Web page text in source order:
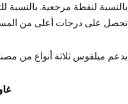
بالنسبة لنقطة مرجعية. بالنسبة
تحصل على درجات أعلى من
يدعم ميلفوس ثلاثة أنواع من